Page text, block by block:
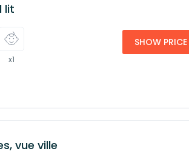
qu’il y en ait sur le marché noir, il n’est
lit
x1
SHOW PRICE
vue ville